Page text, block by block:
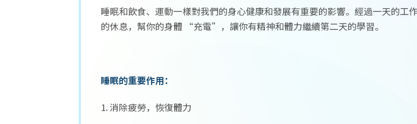
睡眠和飲食、運動一樣對我們的身心健康和發展有重要的影響。經過一天的工
的休息，幫你的身體 “充電”，讓你有精神和體力繼續第二天的學習。
睡眠的重要作用：
1. 消除疲勞，恢復體力